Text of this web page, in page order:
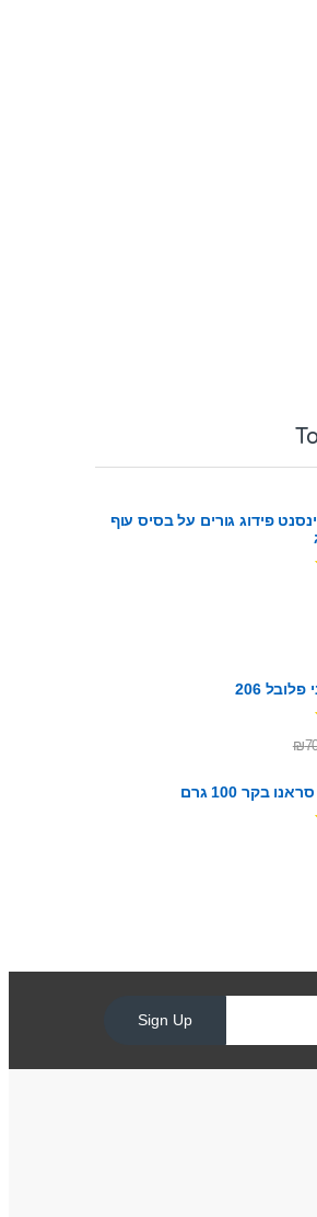
פידוג גורים על בסיס עוף
206
₪
בקר 100 גרם
Sign Up